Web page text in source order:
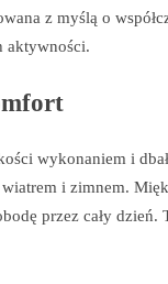
z myślą o
aktywności.
wykonaniem i
i zimnem.
przez cały